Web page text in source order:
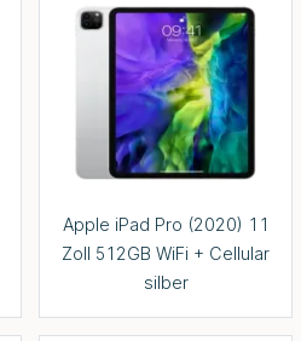
Apple iPad Pro (2020) 11
Zoll 512GB WiFi + Cellular
silber